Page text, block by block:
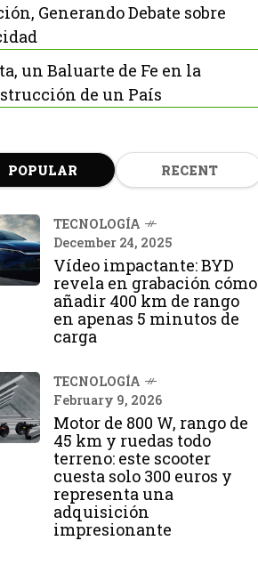
Generando Debate sobre
un Baluarte de Fe en la
de un País
POPULAR RECENT
TECNOLOGÍA
December 24, 2025
Vídeo impactante: BYD
revela en grabación cómo
añadir 400 km de rango
en apenas 5 minutos de
carga
TECNOLOGÍA
February 9, 2026
Motor de 800 W, rango de
45 km y ruedas todo
terreno: este scooter
cuesta solo 300 euros y
representa una
adquisición
impresionante